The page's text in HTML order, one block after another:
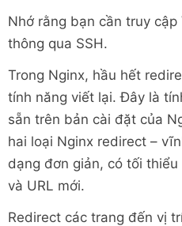
Nhớ rằng bạn cần truy
thông qua SSH.
Trong Nginx, hầu hết
tính năng viết lại. Đây là
sẵn trên bản cài đặt của
hai loại Nginx redirect –
dạng đơn giản, có tối
và URL mới.
Redirect các trang đến vị